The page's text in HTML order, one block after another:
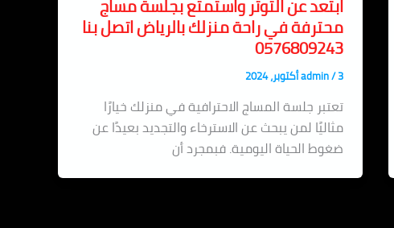
ابتعد عن التوتر واستمتع بجلسة مساج
محترفة في راحة منزلك بالرياض اتصل بنا
0576809243
admin/3 أكتوبر، 2024
تعتبر جلسة المساج الاحترافية في منزلك خيارًا
مثاليًا لمن يبحث عن الاسترخاء والتجديد بعيدًا عن
ضغوط الحياة اليومية. فبمجرد أن